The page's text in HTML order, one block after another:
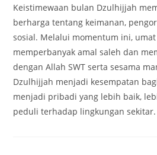
Keistimewaan bulan Dzulhijjah
berharga tentang keimanan,
sosial. Melalui momentum ini,
memperbanyak amal saleh dan
dengan Allah SWT serta sesama
Dzulhijjah menjadi kesempatan
menjadi pribadi yang lebih baik,
peduli terhadap lingkungan sekitar.